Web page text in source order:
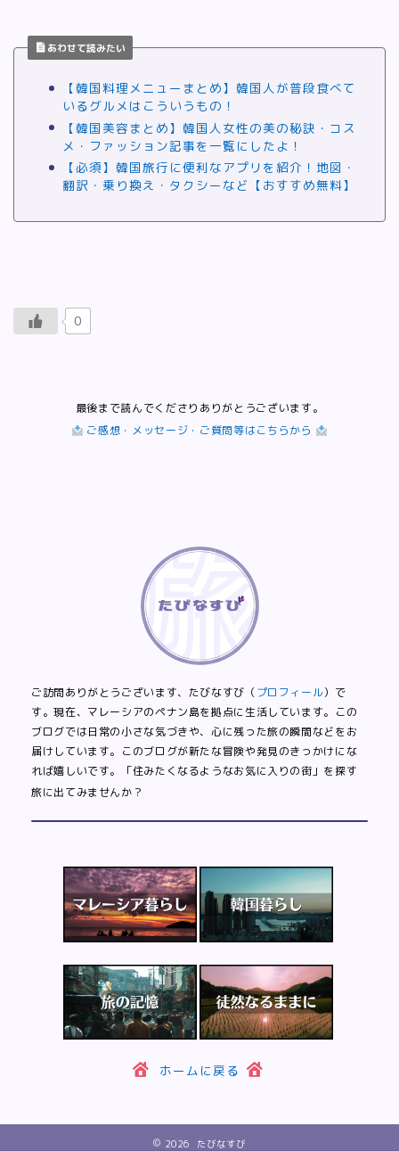
あわせて読みたい
【韓国料理メニューまとめ】韓国人が普段食べて
いるグルメはこういうもの！
【韓国美容まとめ】韓国人女性の美の秘訣・コス
メ・ファッション記事を一覧にしたよ！
【必須】韓国旅行に便利なアプリを紹介！地図・
翻訳・乗り換え・タクシーなど【おすすめ無料】
0
最後まで読んでくださりありがとうございます。
ご感想・メッセージ・ご質問等はこちらから
ご訪問ありがとうございます、たびなすび（プロフィール）で
す。現在、マレーシアのペナン島を拠点に生活しています。この
ブログでは日常の小さな気づきや、心に残った旅の瞬間などをお
届けしています。このブログが新たな冒険や発見のきっかけにな
れば嬉しいです。「住みたくなるようなお気に入りの街」を探す
旅に出てみませんか？
ホームに戻る
2026 たびなすび